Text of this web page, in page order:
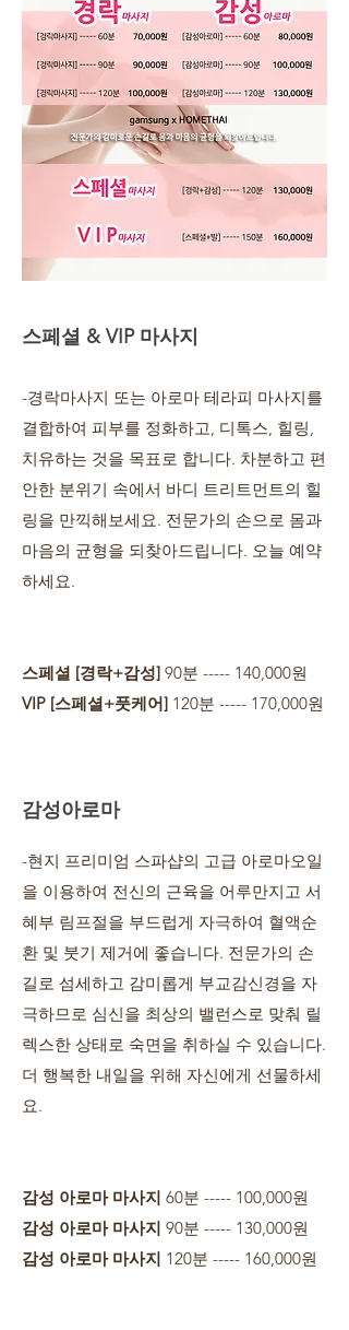
스페셜 & VIP 마사지
-경락마사지 또는 아로마 테라피 마사지를
결합하여 피부를 정화하고, 디톡스, 힐링,
치유하는 것을 목표로 합니다. 차분하고 편
안한 분위기 속에서 바디 트리트먼트의 힐
링을 만끽해보세요. 전문가의 손으로 몸과
마음의 균형을 되찾아드립니다. 오늘 예약
하세요.
스페셜 [경락+감성] 90분 ----- 140,000원
VIP [스페셜+풋케어] 120분 ----- 170,000원
감성아로마
-현지 프리미엄 스파샵의 고급 아로마오일
을 이용하여 전신의 근육을 어루만지고 서
혜부 림프절을 부드럽게 자극하여 혈액순
환 및 붓기 제거에 좋습니다. 전문가의 손
길로 섬세하고 감미롭게 부교감신경을 자
극하므로 심신을 최상의 밸런스로 맞춰 릴
렉스한 상태로 숙면을 취하실 수 있습니다.
더 행복한 내일을 위해 자신에게 선물하세
요.
감성 아로마 마사지 60분 ----- 100,000원
감성 아로마 마사지 90분 ----- 130,000원
감성 아로마 마사지 120분 ----- 160,000원